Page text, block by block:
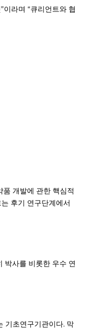
라며 “큐리언트와 협
개발에 관한 핵심적
후기 연구단계에서
박사를 비롯한 우수 연
기초연구기관이다. 막